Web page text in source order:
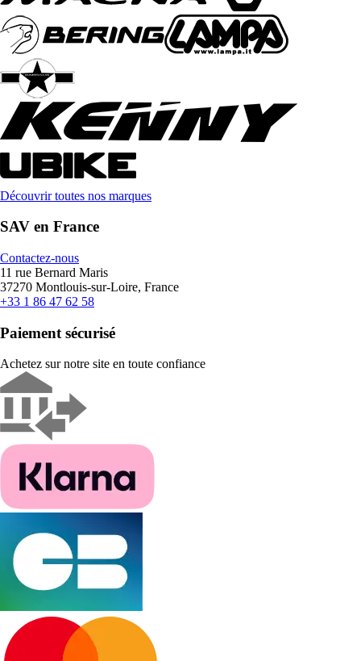
Découvrir toutes nos marques
SAV en France
Contactez-nous
11 rue Bernard Maris
37270 Montlouis-sur-Loire, France
+33 1 86 47 62 58
Paiement sécurisé
Achetez sur notre site en toute confiance